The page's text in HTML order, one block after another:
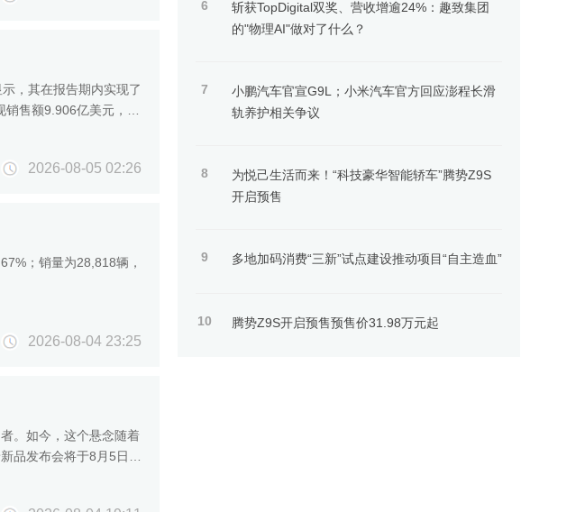
，其在报告期内实现了
售额9.906亿美元，同
2026-08-05 02:26
；销量为28,818辆，
2026-08-04 23:25
。如今，这个悬念随着
品发布会将于8月5日
6
斩获TopDigital双奖、营收增逾24%：趣致集团
的"物理AI"做对了什么？
7
小鹏汽车官宣G9L；小米汽车官方回应澎程长滑
轨养护相关争议
8
为悦己生活而来！“科技豪华智能轿车”腾势Z9S
开启预售
9 多地加码消费“三新”试点建设推动项目“自主造血”
10 腾势Z9S开启预售预售价31.98万元起